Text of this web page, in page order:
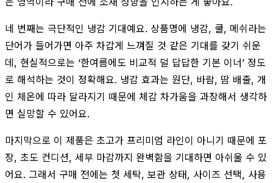
네 번째는 극단적인 냉감 기대예요. 상품명에 냉감, 쿨, 메쉬라는
단어가 들어가면 아주 차갑게 느껴질 것 같은 기대를 갖기 쉬운
데, 현실적으로는 ‘한여름에도 비교적 덜 답답한 기본 이너’ 정도
로 해석하는 것이 정확해요. 냉감 효과는 원단, 바람, 땀 배출, 개
인 체온에 따라 달라지기 때문에 체감 차가움을 과장해서 생각하
면 실망할 수 있어요.
마지막으로 이 제품은 초고가 프리미엄 라인이 아니기 때문에 포
장, 초도 컨디션, 세부 마감까지 완벽함을 기대하면 아쉬울 수 있
어요. 그래서 구매 전에는 첫 세탁, 보관 상태, 사이즈 선택, 사용